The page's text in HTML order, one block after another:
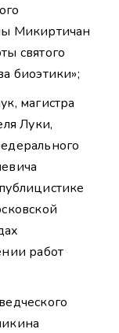
Микиртичан
святого
биоэтики»;
магистра
Луки,
работ